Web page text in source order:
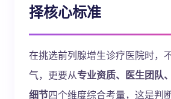
择核心标准
在挑选前列腺增生诊疗医院时，
气，更要从专业资质、医生团队
细节四个维度综合考量，这是判